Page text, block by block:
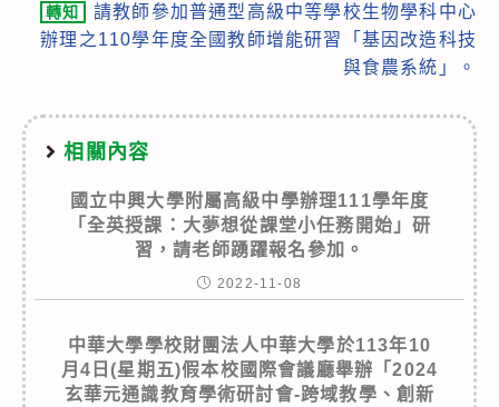
轉知
請教師參加普通型高級中等學校生物學科中心
辦理之110學年度全國教師增能研習「基因改造科技
與食農系統」。
相關內容
國立中興大學附屬高級中學辦理111學年度
「全英授課：大夢想從課堂小任務開始」研
習，請老師踴躍報名參加。
2022-11-08
中華大學學校財團法人中華大學於113年10
月4日(星期五)假本校國際會議廳舉辦「2024
玄華元通識教育學術研討會-跨域教學、創新